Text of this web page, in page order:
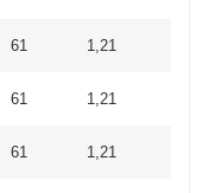
61 1,21
61 1,21
61 1,21